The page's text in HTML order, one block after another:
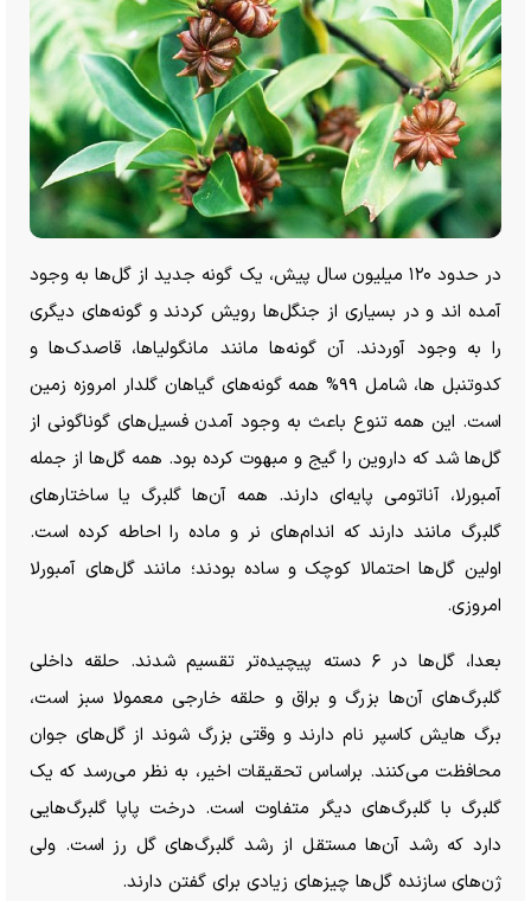
در حدود ۱۲۰ میلیون سال پیش، یک گونه جدید از گل‌ها به وجود
آمده اند و در بسیاری از جنگل‌ها رویش کردند و گونه‌های دیگری
را به وجود آوردند. آن گونه‌ها مانند مانگولیاها، قاصدک‌ها و
کدوتنبل ها، شامل ۹۹% همه گونه‌های گیاهان گلدار امروزه زمین
است. این همه تنوع باعث به وجود آمدن فسیل‌های گوناگونی از
گل‌ها شد که داروین را گیج و مبهوت کرده بود. همه گل‌ها از جمله
آمبورلا، آناتومی پایه‌ای دارند. همه آن‌ها گلبرگ یا ساختار‌های
گلبرگ مانند دارند که اندام‌های نر و ماده را احاطه کرده است.
اولین گل‌ها احتمالا کوچک و ساده بودند؛ مانند گل‌های آمبورلا
امروزی.
بعدا، گل‌ها در ۶ دسته پیچیده‌تر تقسیم شدند. حلقه داخلی
گلبرگ‌های آن‌ها بزرگ و براق و حلقه خارجی معمولا سبز است،
برگ هایش کاسپر نام دارند و وقتی بزرگ شوند از گل‌های جوان
محافظت می‌کنند. براساس تحقیقات اخیر، به نظر می‌رسد که یک
گلبرگ با گلبرگ‌های دیگر متفاوت است. درخت پاپا گلبرگ‌هایی
دارد که رشد آن‌ها مستقل از رشد گلبرگ‌های گل رز است. ولی
ژن‌های سازنده گل‌ها چیز‌های زیادی برای گفتن دارند.